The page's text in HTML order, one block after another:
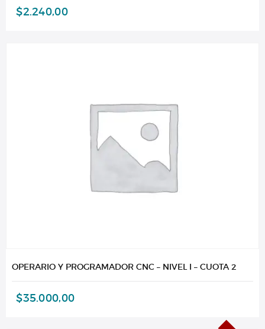
$2.240,00
OPERARIO Y PROGRAMADOR CNC – NIVEL I – CUOTA 2
$35.000,00